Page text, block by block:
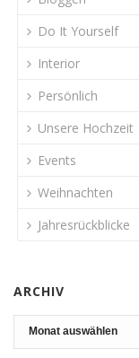
Do It Yourself
Interior
Persönlich
Unsere Hochzeit
Events
Weihnachten
Jahresrückblicke
ARCHIV
Archiv